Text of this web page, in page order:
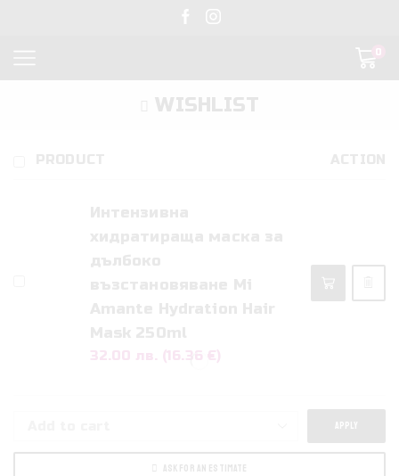
0
WISHLIST
32.00 лв. (16.36 €)
APPLY
ASK FOR AN ESTIMATE